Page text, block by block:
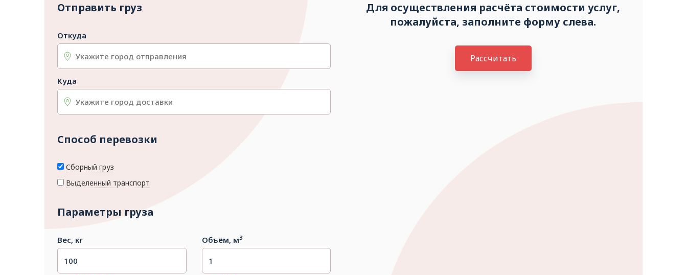
Отправить груз
Откуда
Куда
Способ перевозки
Сборный груз
Выделенный транспорт
Параметры груза
Вес, кг Объём, м3
Для осуществления расчёта стоимости услуг,
пожалуйста, заполните форму слева.
Рассчитать